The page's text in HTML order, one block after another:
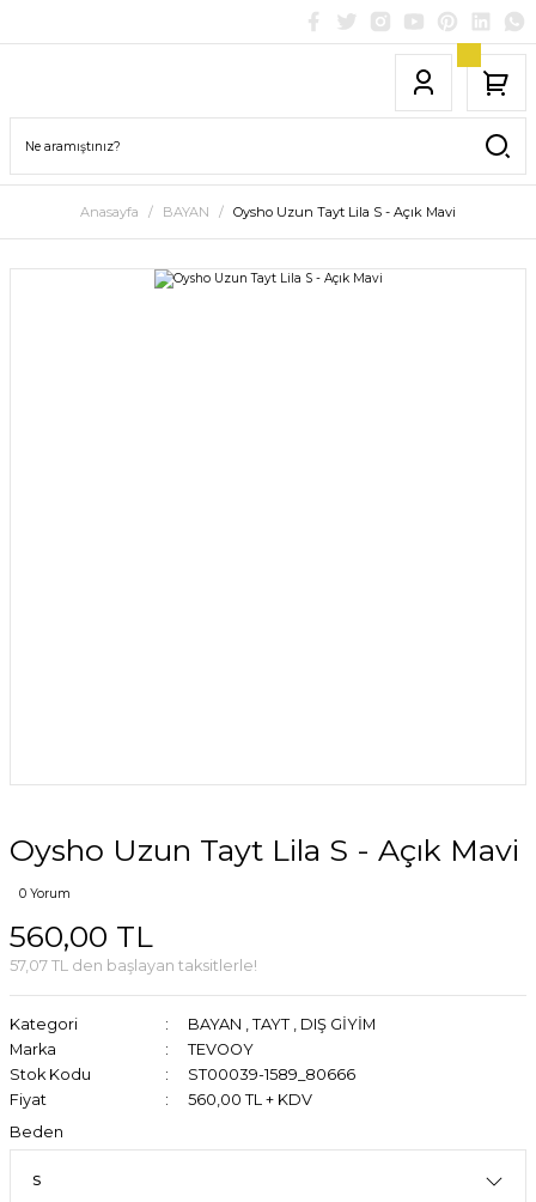
Anasayfa BAYAN Oysho Uzun Tayt Lila S - Açık Mavi
Oysho Uzun Tayt Lila S - Açık Mavi
0 Yorum
560,00 TL
57,07 TL den başlayan taksitlerle!
Kategori BAYAN , TAYT , DIŞ GİYİM
Marka
TEVOOY
Stok Kodu
ST00039-1589_80666
Fiyat
560,00 TL + KDV
Beden